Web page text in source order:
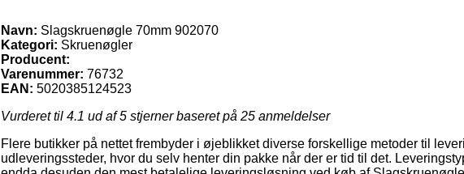
Navn: Slagskruenøgle 70mm 902070
Kategori: Skruenøgler
Producent:
Varenummer: 76732
EAN: 5020385124523
Vurderet til 4.1 ud af 5 stjerner baseret på 25 anmeldelser
Flere butikker på nettet frembyder i øjeblikket diverse forskellige metoder til
udleveringssteder, hvor du selv henter din pakke når der er tid til det.